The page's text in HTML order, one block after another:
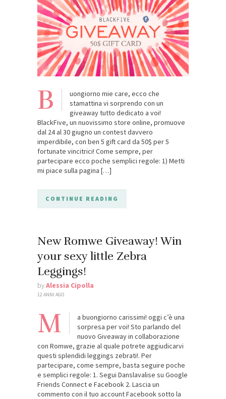
B
uongiorno mie care, ecco che
stamattina vi sorprendo con un
giveaway tutto dedicato a voi!
BlackFive, un nuovissimo store online, promuove
dal 24 al 30 giugno un contest davvero
imperdibile, con ben 5 gift card da 50$ per 5
fortunate vincitrici! Come sempre, per
partecipare ecco poche semplici regole: 1) Metti
mi piace sulla pagina […]
CONTINUE READING
New Romwe Giveaway! Win
your sexy little Zebra
Leggings!
byAlessia Cipolla
12 ANNI AGO
M
a buongiorno carissimi! oggi c’è una
sorpresa per voi! Sto parlando del
nuovo Giveaway in collaborazione
con Romwe, grazie al quale potrete aggiudicarvi
questi splendidi leggings zebrati!. Per
partecipare, come sempre, basta seguire poche
e semplici regole: 1. Segui Danslavalise su Google
Friends Connect e Facebook 2. Lascia un
commento con il tuo account Facebook sotto la